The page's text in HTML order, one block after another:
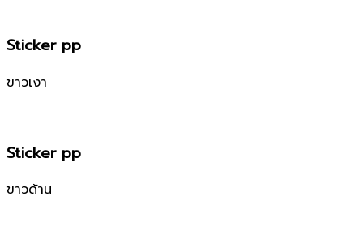
Sticker pp
ขาวเงา
Sticker pp
ขาวด้าน